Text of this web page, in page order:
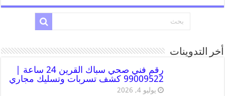
أخر التدوينات
رقم فني صحي سباك القرين 24 ساعة |
99009522 كشف تسربات وتسليك مجاري
يوليو 4, 2026